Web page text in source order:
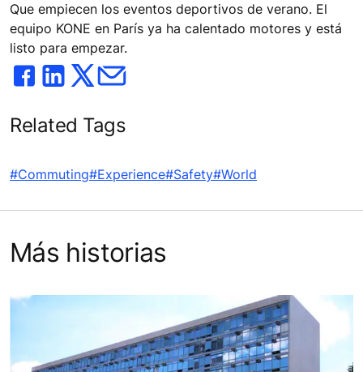
Que empiecen los eventos deportivos de verano. El
equipo KONE en París ya ha calentado motores y está
listo para empezar.
Related Tags
#Commuting#Experience#Safety#World
Más historias